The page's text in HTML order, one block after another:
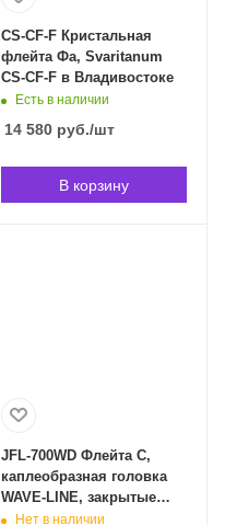
CS-CF-F Кристальная
флейта Фа, Svaritanum
CS-CF-F в Владивостоке
Есть в наличии
14 580руб./шт
В корзину
JFL-700WD Флейта С,
каплеобразная головка
WAVE-LINE, закрытые
клапаны не в линию.
Нет в наличии